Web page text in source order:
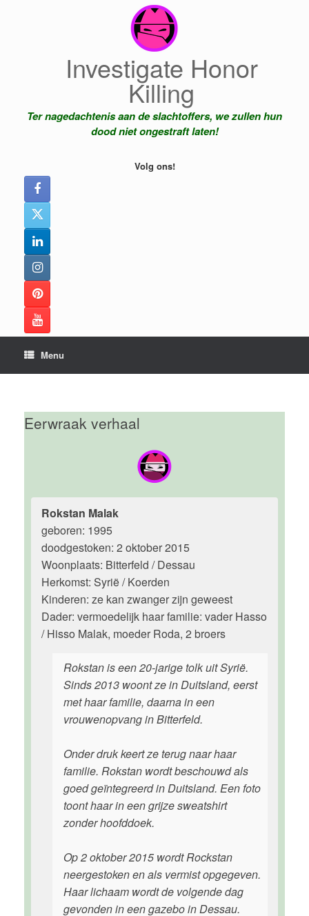
Investigate Honor
Killing
Ter nagedachtenis aan de slachtoffers, we zullen hun
dood niet ongestraft laten!
Volg ons!
Menu
Eerwraak verhaal
Rokstan Malak
geboren: 1995
doodgestoken: 2 oktober 2015
Woonplaats: Bitterfeld / Dessau
Herkomst: Syrië / Koerden
Kinderen: ze kan zwanger zijn geweest
Dader: vermoedelijk haar familie: vader Hasso
/ Hisso Malak, moeder Roda, 2 broers
Rokstan is een 20-jarige tolk uit Syrië.
Sinds 2013 woont ze in Duitsland, eerst
met haar familie, daarna in een
vrouwenopvang in Bitterfeld.
Onder druk keert ze terug naar haar
familie. Rokstan wordt beschouwd als
goed geïntegreerd in Duitsland. Een foto
toont haar in een grijze sweatshirt
zonder hoofddoek.
Op 2 oktober 2015 wordt Rockstan
neergestoken en als vermist opgegeven.
Haar lichaam wordt de volgende dag
gevonden in een gazebo in Dessau.